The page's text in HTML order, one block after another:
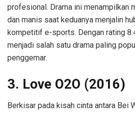
profesional. Drama ini menampilkan
dan manis saat keduanya menjalin
kompetitif e-sports. Dengan rating
menjadi salah satu drama paling
penggemar.
3. Love O2O (2016)
Berkisar pada kisah cinta antara Bei